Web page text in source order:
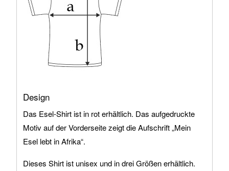
Design
Das Esel-Shirt ist in rot erhältlich. Das aufgedruckte
Motiv auf der Vorderseite zeigt die Aufschrift „Mein
Esel lebt in Afrika“.
Dieses Shirt ist unisex und in drei Größen erhältlich.